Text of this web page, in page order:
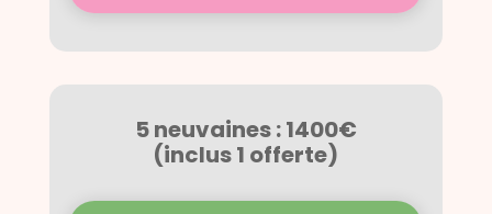
5 neuvaines : 1400€
(inclus 1 offerte)